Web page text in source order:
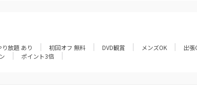
り放題 あり 初回オフ 無料 DVD観賞 メンズOK 出張
ポイント3倍